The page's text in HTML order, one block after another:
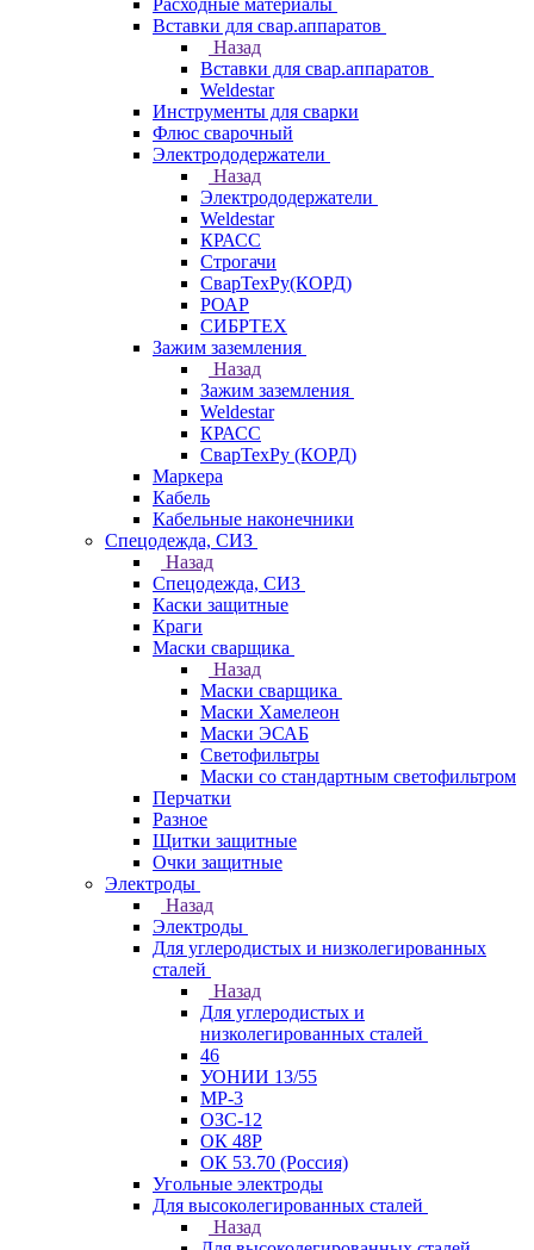
Расходные материалы
Вставки для свар.аппаратов
Назад
Вставки для свар.аппаратов
Weldestar
Инструменты для сварки
Флюс сварочный
Электрододержатели
Назад
Электрододержатели
Weldestar
КРАСС
Строгачи
СварТехРу(КОРД)
РОАР
СИБРТЕХ
Зажим заземления
Назад
Зажим заземления
Weldestar
КРАСС
СварТехРу (КОРД)
Маркера
Кабель
Кабельные наконечники
Спецодежда, СИЗ
Назад
Спецодежда, СИЗ
Каски защитные
Краги
Маски сварщика
Назад
Маски сварщика
Маски Хамелеон
Маски ЭСАБ
Светофильтры
Маски со стандартным светофильтром
Перчатки
Разное
Щитки защитные
Очки защитные
Электроды
Назад
Электроды
Для углеродистых и низколегированных
сталей
Назад
Для углеродистых и
низколегированных сталей
46
УОНИИ 13/55
МР-3
ОЗС-12
ОК 48Р
ОК 53.70 (Россия)
Угольные электроды
Для высоколегированных сталей
Назад